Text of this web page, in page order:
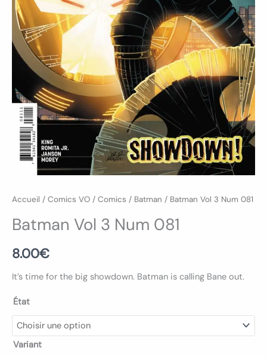
Accueil / Comics VO / Comics / Batman / Batman Vol 3 Num 081
Batman Vol 3 Num 081
8.00€
It’s time for the big showdown. Batman is calling Bane out.
État
Variant